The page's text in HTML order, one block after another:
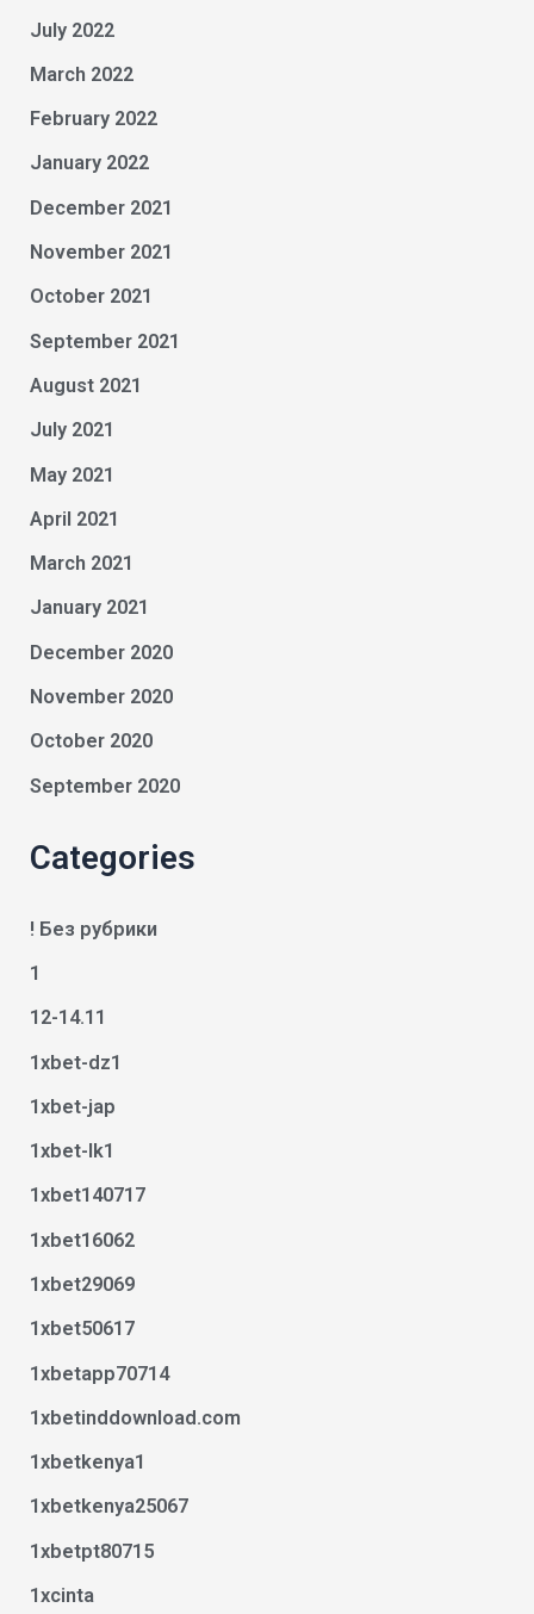
July 2022
March 2022
February 2022
January 2022
December 2021
November 2021
October 2021
September 2021
August 2021
July 2021
May 2021
April 2021
March 2021
January 2021
December 2020
November 2020
October 2020
September 2020
Categories
! Без рубрики
1
12-14.11
1xbet-dz1
1xbet-jap
1xbet-lk1
1xbet140717
1xbet16062
1xbet29069
1xbet50617
1xbetapp70714
1xbetinddownload.com
1xbetkenya1
1xbetkenya25067
1xbetpt80715
1xcinta